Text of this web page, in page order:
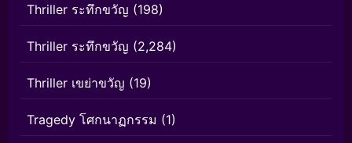
Thriller ระทึกขวัญ (198)
Thriller ระทึกขวัญ (2,284)
Thriller เขย่าขวัญ (19)
Tragedy โศกนาฏกรรม (1)